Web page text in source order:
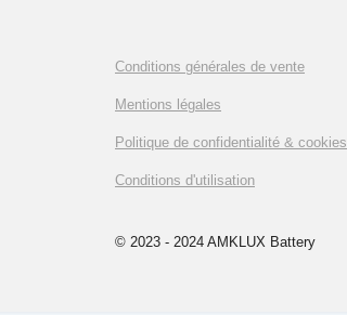
Conditions générales de vente
Mentions légales
Politique de confidentialité & cookies
Conditions d'utilisation
© 2023 - 2024 AMKLUX Battery